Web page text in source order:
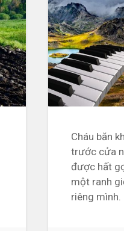
Cháu băn
trước cửa
được hất
một ranh
riêng mình.